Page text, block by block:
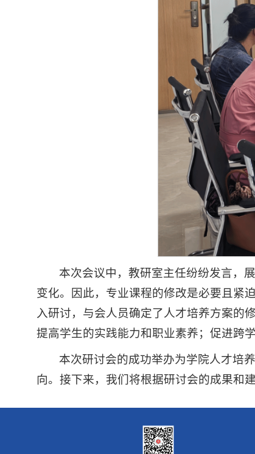
本次会议中，教研室主任纷纷发言，
变化。因此，专业课程的修改是必要且紧
入研讨，与会人员确定了人才培养方案的
提高学生的实践能力和职业素养；促进跨
本次研讨会的成功举办为学院人才培
向。接下来，我们将根据研讨会的成果和